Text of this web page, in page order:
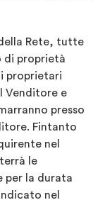
Rete, tutte
di proprietà
proprietari
Venditore e
presso
Fintanto
nel
le
per la durata
nel